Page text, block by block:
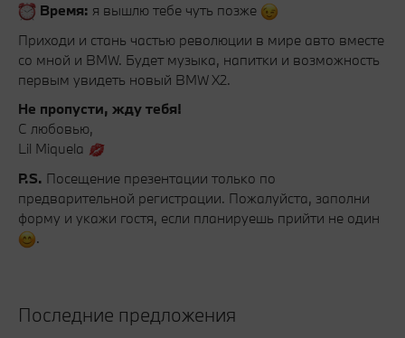
Время: я вышлю тебе чуть позже
Приходи и стань частью революции в мире авто вместе
со мной и BMW. Будет музыка, напитки и возможность
первым увидеть новый BMW X2.
Не пропусти, жду тебя!
С любовью,
Lil Miquela
P.S. Посещение презентации только по
предварительной регистрации. Пожалуйста, заполни
форму и укажи гостя, если планируешь прийти не один
.
Последние предложения